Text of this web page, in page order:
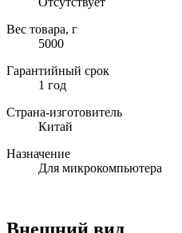
Вес товара, г
5000
Гарантийный срок
1 год
Страна-изготовитель
Китай
Назначение
Для микрокомпьютера